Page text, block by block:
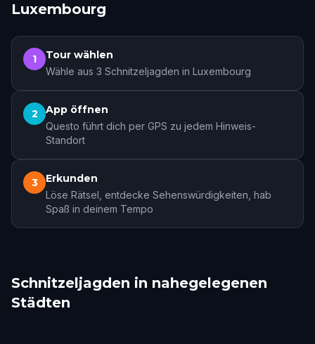
Luxembourg
1 Tour wählen
Wähle aus 3 Schnitzeljagden in Luxembourg
2 App öffnen
Questo führt dich per GPS zu jedem Hinweis-
Standort
3 Erkunden
Löse Rätsel, entdecke Sehenswürdigkeiten, hab
Spaß in deinem Tempo
Schnitzeljagden in nahegelegenen
Städten